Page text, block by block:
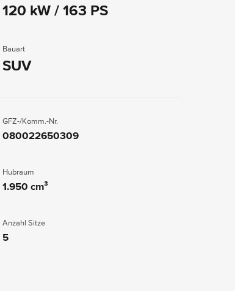
120 kW / 163 PS
Bauart
SUV
GFZ-/Komm.-Nr.
080022650309
Hubraum
1.950 cm³
Anzahl Sitze
5